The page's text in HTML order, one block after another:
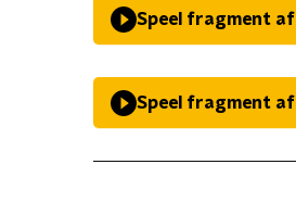
Speel fragment af
Speel fragment af